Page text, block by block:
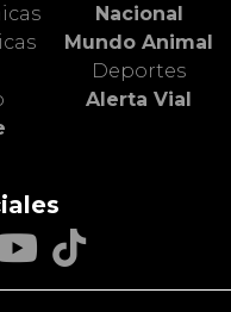
Nacional
Mundo Animal
Deportes
Alerta Vial